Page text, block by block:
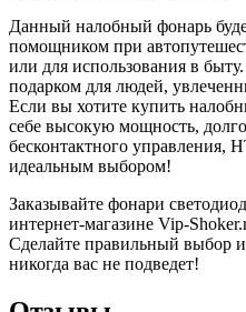
Данный налобный фонарь
помощником при
или для использования в
подарком для людей,
Если вы хотите купить
себе высокую мощность,
бесконтактного управления,
идеальным выбором!
Заказывайте фонари
интернет-магазине Vip-
Сделайте правильный выбор
никогда вас не подведет!